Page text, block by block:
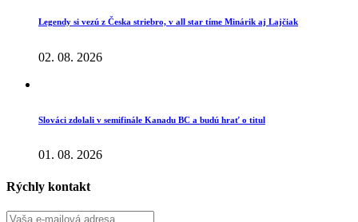
Legendy si vezú z Česka striebro, v all star tíme Minárik aj Lajčiak
02. 08. 2026
Slováci zdolali v semifinále Kanadu BC a budú hrať o titul
01. 08. 2026
Rýchly kontakt